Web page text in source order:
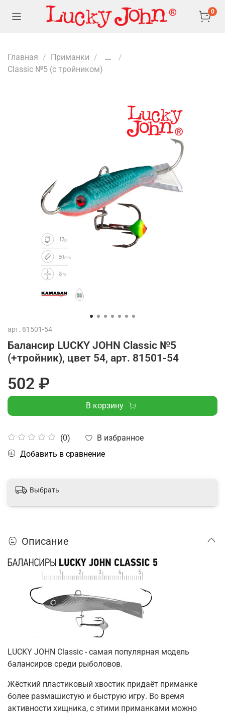
0
Главная Приманки
...
Classic №5 (с тройником)
арт. 81501-54
Балансир LUCKY JOHN Classic №5
(+тройник), цвет 54, арт. 81501-54
(0)
В избранное
Добавить в сравнение
502 ₽
В корзину
Выбрать
Описание
LUCKY JOHN Classic - самая популярная модель
балансиров среди рыболовов.
Жёсткий пластиковый хвостик придаёт приманке
более размашистую и быструю игру. Во время
активности хищника, с этими приманками можно